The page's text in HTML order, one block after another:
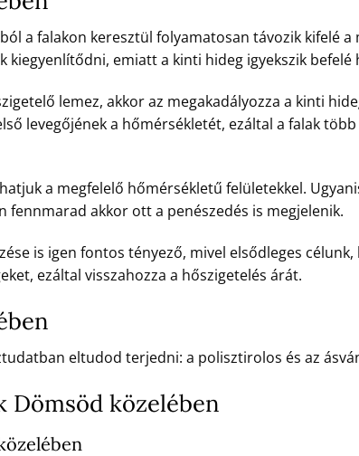
a falakon keresztül folyamatosan távozik kifelé a
emiatt a kinti hideg igyekszik befelé
lemez, akkor az megakadályozza a kinti
levegőjének a hőmérsékletét, ezáltal a falak
a megfelelő hőmérsékletű felületekkel.
fennmarad akkor ott a penészedés is megjelenik.
is igen fontos tényező, mivel elsődleges
ezáltal visszahozza a hőszigetelés árát.
eltudod terjedni: a polisztirolos és az
Dömsöd közelében